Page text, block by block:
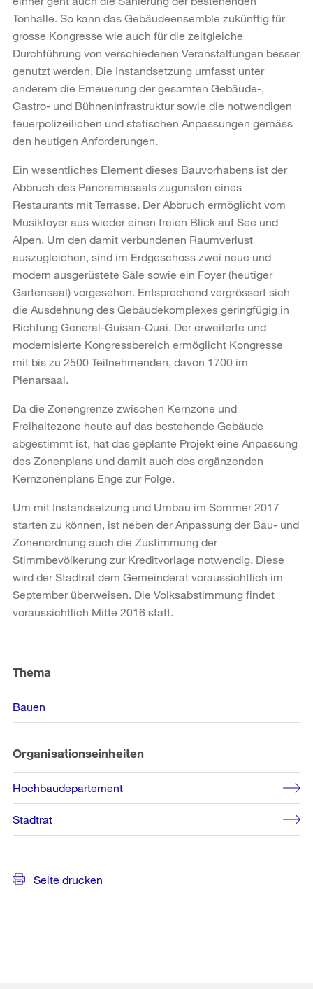
Tonhalle. So kann das Gebäudeensemble zukünftig für
grosse Kongresse wie auch für die zeitgleiche
Durchführung von verschiedenen Veranstaltungen besser
genutzt werden. Die Instandsetzung umfasst unter
anderem die Erneuerung der gesamten Gebäude-,
Gastro- und Bühneninfrastruktur sowie die notwendigen
feuerpolizeilichen und statischen Anpassungen gemäss
den heutigen Anforderungen.
Ein wesentliches Element dieses Bauvorhabens ist der
Abbruch des Panoramasaals zugunsten eines
Restaurants mit Terrasse. Der Abbruch ermöglicht vom
Musikfoyer aus wieder einen freien Blick auf See und
Alpen. Um den damit verbundenen Raumverlust
auszugleichen, sind im Erdgeschoss zwei neue und
modern ausgerüstete Säle sowie ein Foyer (heutiger
Gartensaal) vorgesehen. Entsprechend vergrössert sich
die Ausdehnung des Gebäudekomplexes geringfügig in
Richtung General-Guisan-Quai. Der erweiterte und
modernisierte Kongressbereich ermöglicht Kongresse
mit bis zu 2500 Teilnehmenden, davon 1700 im
Plenarsaal.
Da die Zonengrenze zwischen Kernzone und
Freihaltezone heute auf das bestehende Gebäude
abgestimmt ist, hat das geplante Projekt eine Anpassung
des Zonenplans und damit auch des ergänzenden
Kernzonenplans Enge zur Folge.
Um mit Instandsetzung und Umbau im Sommer 2017
starten zu können, ist neben der Anpassung der Bau- und
Zonenordnung auch die Zustimmung der
Stimmbevölkerung zur Kreditvorlage notwendig. Diese
wird der Stadtrat dem Gemeinderat voraussichtlich im
September überweisen. Die Volksabstimmung findet
voraussichtlich Mitte 2016 statt.
Informationen
Thema
Bauen
Organisationseinheiten
Hochbaudepartement
Stadtrat
Seite drucken